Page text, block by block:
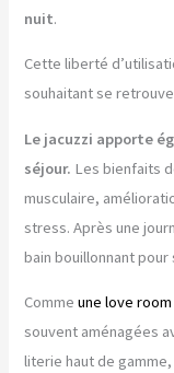
nuit.
Cette liberté
souhaitant se
Le jacuzzi apporte
séjour. Les bienfaits
musculaire,
stress. Après une
bain bouillonnant
Comme une love room
souvent aménagées
literie haut de